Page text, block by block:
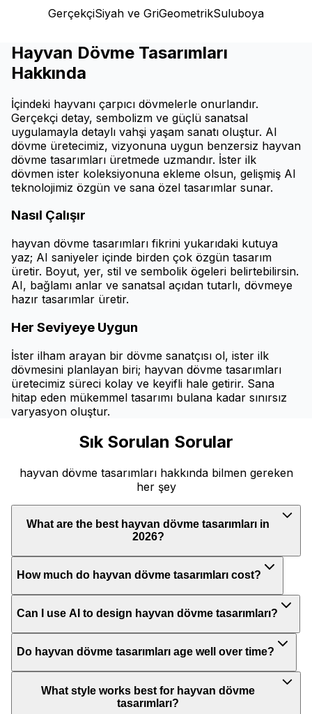
GerçekçiSiyah ve GriGeometrikSuluboya
Hayvan Dövme Tasarımları
Hakkında
İçindeki hayvanı çarpıcı dövmelerle onurlandır.
Gerçekçi detay, sembolizm ve güçlü sanatsal
uygulamayla detaylı vahşi yaşam sanatı oluştur. AI
dövme üretecimiz, vizyonuna uygun benzersiz hayvan
dövme tasarımları üretmede uzmandır. İster ilk
dövmen ister koleksiyonuna ekleme olsun, gelişmiş AI
teknolojimiz özgün ve sana özel tasarımlar sunar.
Nasıl Çalışır
hayvan dövme tasarımları fikrini yukarıdaki kutuya
yaz; AI saniyeler içinde birden çok özgün tasarım
üretir. Boyut, yer, stil ve sembolik ögeleri belirtebilirsin.
AI, bağlamı anlar ve sanatsal açıdan tutarlı, dövmeye
hazır tasarımlar üretir.
Her Seviyeye Uygun
İster ilham arayan bir dövme sanatçısı ol, ister ilk
dövmesini planlayan biri; hayvan dövme tasarımları
üretecimiz süreci kolay ve keyifli hale getirir. Sana
hitap eden mükemmel tasarımı bulana kadar sınırsız
varyasyon oluştur.
Sık Sorulan Sorular
hayvan dövme tasarımları hakkında bilmen gereken
her şey
What are the best hayvan dövme tasarımları in
2026?
How much do hayvan dövme tasarımları cost?
Can I use AI to design hayvan dövme tasarımları?
Do hayvan dövme tasarımları age well over time?
What style works best for hayvan dövme
tasarımları?